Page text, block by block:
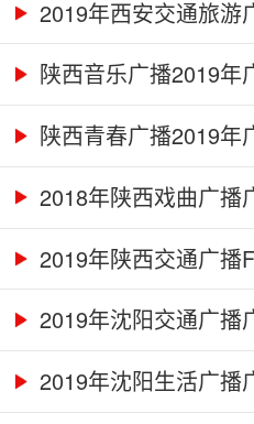
2019年西安交通旅游
陕西音乐广播2019年
陕西青春广播2019年
2018年陕西戏曲广播
2019年陕西交通广播
2019年沈阳交通广播
2019年沈阳生活广播